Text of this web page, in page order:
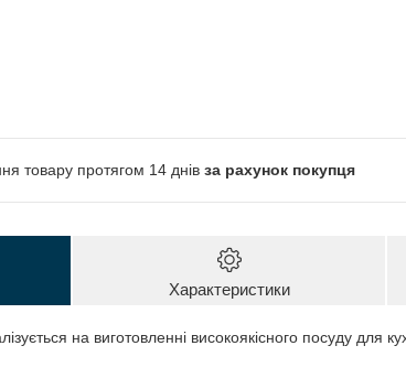
товару протягом 14 днів за рахунок покупця
Характеристики
на виготовленні високоякісного посуду для